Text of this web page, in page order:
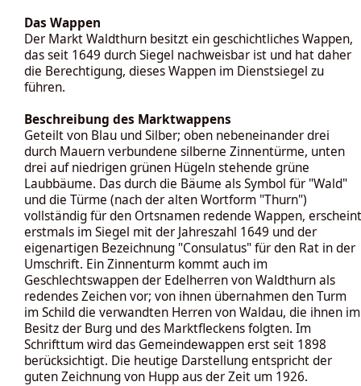
Das Wappen
Der Markt Waldthurn besitzt ein geschichtliches Wappen,
das seit 1649 durch Siegel nachweisbar ist und hat daher
die Berechtigung, dieses Wappen im Dienstsiegel zu
führen.
Beschreibung des Marktwappens
Geteilt von Blau und Silber; oben nebeneinander drei
durch Mauern verbundene silberne Zinnentürme, unten
drei auf niedrigen grünen Hügeln stehende grüne
Laubbäume. Das durch die Bäume als Symbol für "Wald"
und die Türme (nach der alten Wortform "Thurn")
vollständig für den Ortsnamen redende Wappen, erscheint
erstmals im Siegel mit der Jahreszahl 1649 und der
eigenartigen Bezeichnung "Consulatus" für den Rat in der
Umschrift. Ein Zinnenturm kommt auch im
Geschlechtswappen der Edelherren von Waldthurn als
redendes Zeichen vor; von ihnen übernahmen den Turm
im Schild die verwandten Herren von Waldau, die ihnen im
Besitz der Burg und des Marktfleckens folgten. Im
Schrifttum wird das Gemeindewappen erst seit 1898
berücksichtigt. Die heutige Darstellung entspricht der
guten Zeichnung von Hupp aus der Zeit um 1926.